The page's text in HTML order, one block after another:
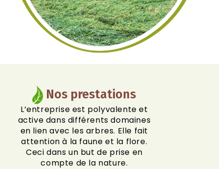
Nos prestations
L’entreprise est polyvalente et
active dans différents domaines
en lien avec les arbres. Elle fait
attention à la faune et la flore.
Ceci dans un but de prise en
compte de la nature.